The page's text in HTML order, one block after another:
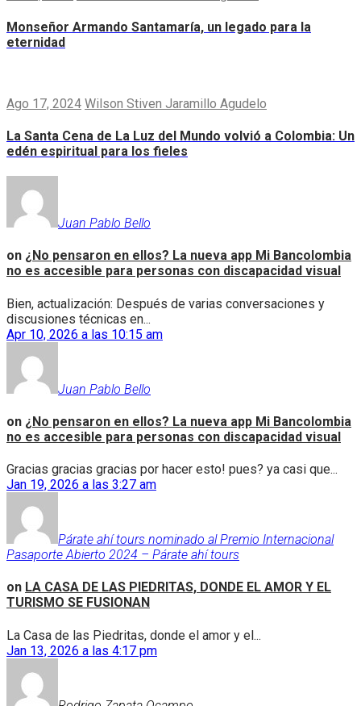
Monseñor Armando Santamaría, un legado para la
eternidad
Ago 17, 2024 Wilson Stiven Jaramillo Agudelo
La Santa Cena de La Luz del Mundo volvió a Colombia: Un
edén espiritual para los fieles
Juan Pablo Bello
on ¿No pensaron en ellos? La nueva app Mi Bancolombia
no es accesible para personas con discapacidad visual
Bien, actualización: Después de varias conversaciones y
discusiones técnicas en...
Apr 10, 2026 a las 10:15 am
Juan Pablo Bello
on ¿No pensaron en ellos? La nueva app Mi Bancolombia
no es accesible para personas con discapacidad visual
Gracias gracias gracias por hacer esto! pues? ya casi que...
Jan 19, 2026 a las 3:27 am
Párate ahí tours nominado al Premio Internacional
Pasaporte Abierto 2024 – Párate ahí tours
on LA CASA DE LAS PIEDRITAS, DONDE EL AMOR Y EL
TURISMO SE FUSIONAN
La Casa de las Piedritas, donde el amor y el...
Jan 13, 2026 a las 4:17 pm